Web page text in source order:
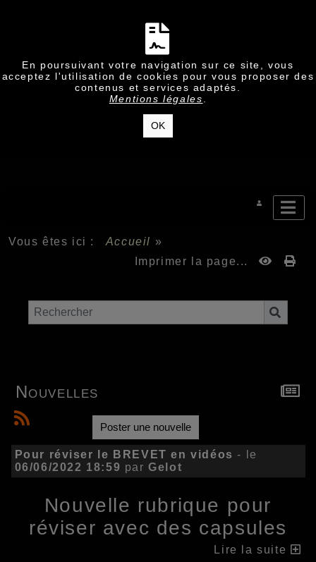
En poursuivant votre navigation sur ce site, vous
acceptez l'utilisation de cookies pour vous proposer des
contenus et services adaptés.
Mentions légales
OK
Vous êtes ici : Accueil »
Imprimer la page...
Nouvelles
Poster une nouvelle
Pour réviser le BREVET en vidéos - le
06/06/2022 18:59 parGelot
Nouvelle rubrique pour
réviser avec des capsules
vidéos dans la rubrique
Lire la suite